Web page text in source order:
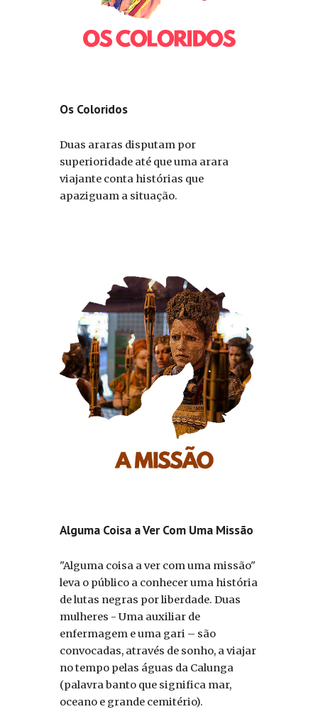
Os Coloridos
Duas araras disputam por
superioridade até que uma arara
viajante conta histórias que
apaziguam a situação.
Alguma Coisa a Ver Com Uma Missão
"Alguma coisa a ver com uma missão"
leva o público a conhecer uma história
de lutas negras por liberdade. Duas
mulheres - Uma auxiliar de
enfermagem e uma gari – são
convocadas, através de sonho, a viajar
no tempo pelas águas da Calunga
(palavra banto que significa mar,
oceano e grande cemitério).